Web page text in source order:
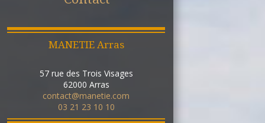
MANETIE Arras
57 rue des Trois Visages
62000 Arras
contact@manetie.com
03 21 23 10 10